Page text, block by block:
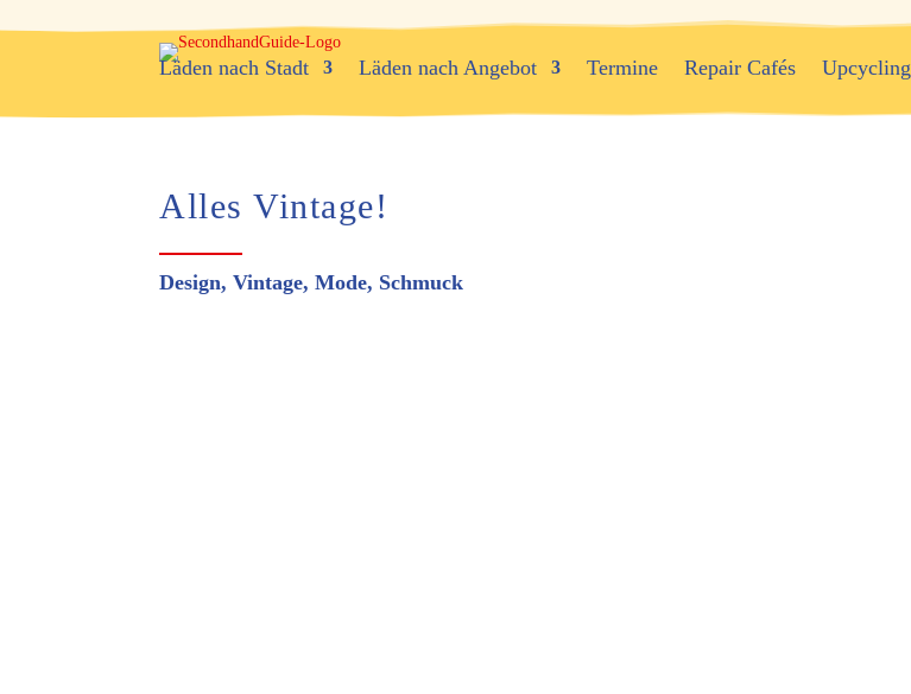
Läden nach Stadt Läden nach Angebot Termine Repair Cafés Upcycling
Alles Vintage!
Design, Vintage, Mode, Schmuck